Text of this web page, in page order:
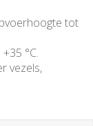
tot
°C.
vezels,